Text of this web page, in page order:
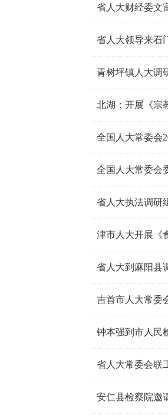
省人大财经委文
省人大领导来石
青树坪镇人大调
北湖：开展《宗
全国人大常委会
全国人大常委会
省人大执法调研
津市人大开展《
省人大到麻阳县
吉首市人大常委
钟本强到市人民
安仁县检察院邀